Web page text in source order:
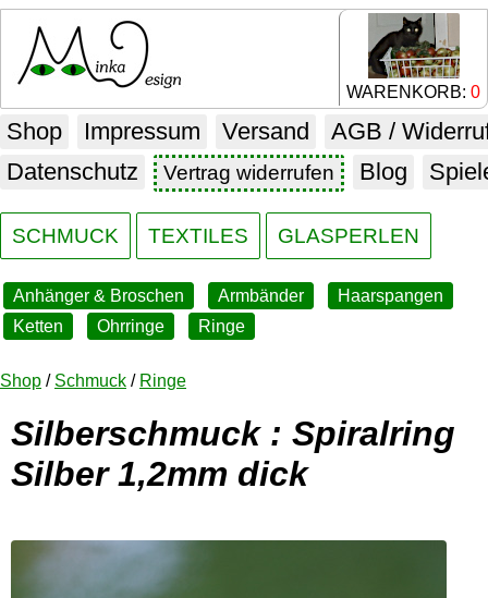
WARENKORB: 0
Shop Impressum Versand
AGB /
Datenschutz
Vertrag widerrufen Blog
SCHMUCK TEXTILES GLASPERLEN
Anhänger & Broschen Armbänder
Haarspangen
Ketten
Ohrringe Ringe
Shop / Schmuck / Ringe
Silberschmuck : Spiralring
Silber 1,2mm dick